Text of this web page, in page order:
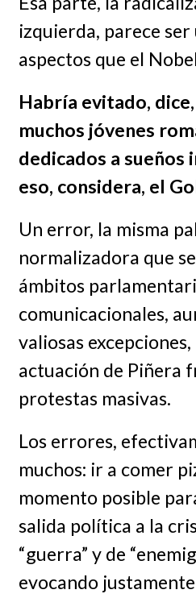
izquierda, parece ser
aspectos que el
Habría evitado,
muchos jóvenes
dedicados a sueños
eso, considera, el
Un error, la misma
normalizadora que
ámbitos
comunicacionales,
valiosas
actuación de Piñera
protestas masivas.
Los errores,
muchos: ir a comer
momento posible
salida política a la
“guerra” y de
evocando